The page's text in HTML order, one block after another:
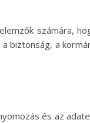
számára,
biztonság, a
és az